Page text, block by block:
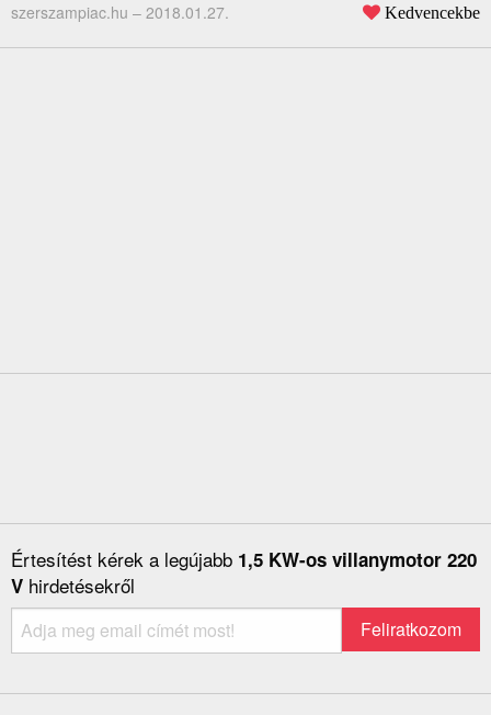
szerszampiac.hu – 2018.01.27. Kedvencekbe
Értesítést kérek a legújabb 1,5 KW-os villanymotor 220
V hirdetésekről